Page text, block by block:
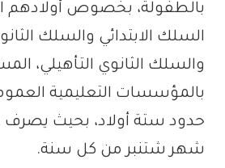
بالطفولة، بخصوص أولادهم
السلك الابتدائي والسلك
والسلك الثانوي التأهيلي،
بالمؤسسات التعليمية
حدود ستة أولاد، بحيث يصرف
شهر شتنبر من كل سنة.